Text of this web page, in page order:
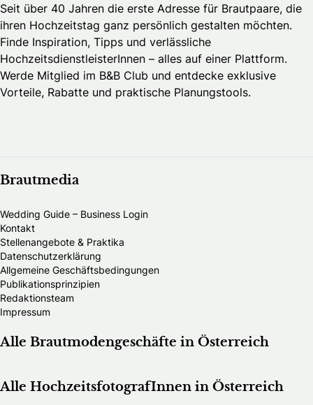
Seit über 40 Jahren die erste Adresse für Brautpaare, die
ihren Hochzeitstag ganz persönlich gestalten möchten.
Finde Inspiration, Tipps und verlässliche
HochzeitsdienstleisterInnen – alles auf einer Plattform.
Werde Mitglied im B&B Club und entdecke exklusive
Vorteile, Rabatte und praktische Planungstools.
Brautmedia
Wedding Guide – Business Login
Kontakt
Stellenangebote & Praktika
Datenschutzerklärung
Allgemeine Geschäftsbedingungen
Publikationsprinzipien
Redaktionsteam
Impressum
Alle Brautmodengeschäfte in Österreich
Alle HochzeitsfotografInnen in Österreich